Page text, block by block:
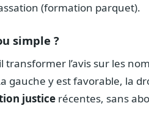
(formation parquet).
simple ?
l’avis sur les
gauche y est favorable, la
justice récentes, sans